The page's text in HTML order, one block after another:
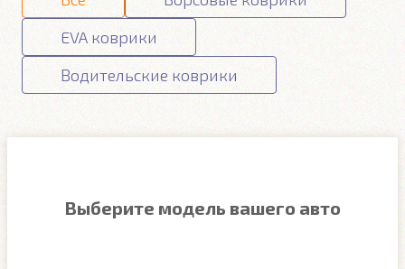
EVA коврики
Водительские коврики
Выберите модель вашего авто